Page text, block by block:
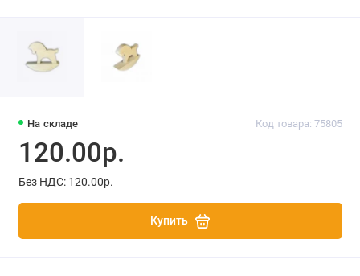
На складе Код товара: 75805
120.00р.
Без НДС: 120.00р.
Купить